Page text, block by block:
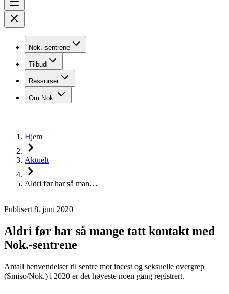
Nok.-sentrene
Tilbud
Ressurser
Om Nok.
Hjem
Aktuelt
Aldri før har så man…
Publisert 8. juni 2020
Aldri før har så mange tatt kontakt med
Nok.-sentrene
Antall henvendelser til sentre mot incest og seksuelle overgrep
(Smiso/Nok.) i 2020 er det høyeste noen gang registrert.